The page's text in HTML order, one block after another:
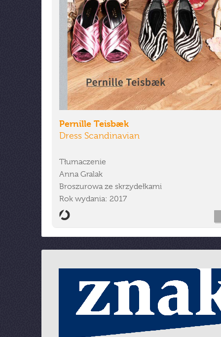
Pernille Teisbæk
Dress Scandinavian
Tłumaczenie
Anna Gralak
Broszurowa ze skrzydełkami
Rok wydania: 2017